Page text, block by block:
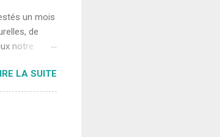
un mois
de
notre
Nord et
ne sont
LA SUITE